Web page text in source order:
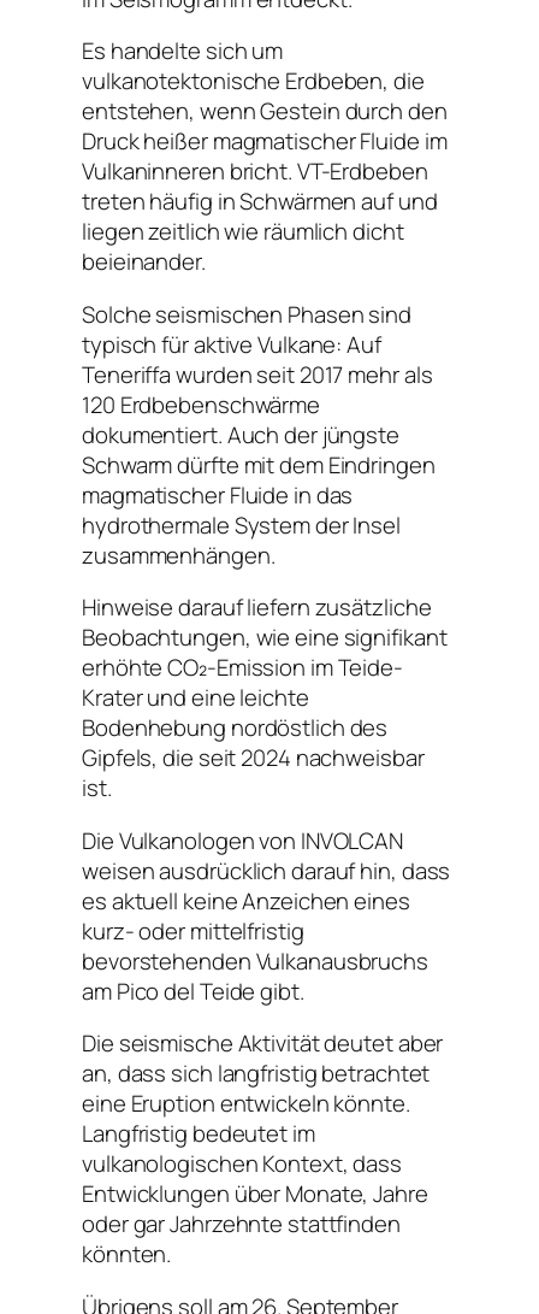
Es handelte sich um
vulkanotektonische Erdbeben, die
entstehen, wenn Gestein durch den
Druck heißer magmatischer Fluide im
Vulkaninneren bricht. VT-Erdbeben
treten häufig in Schwärmen auf und
liegen zeitlich wie räumlich dicht
beieinander.
Solche seismischen Phasen sind
typisch für aktive Vulkane: Auf
Teneriffa wurden seit 2017 mehr als
120 Erdbebenschwärme
dokumentiert. Auch der jüngste
Schwarm dürfte mit dem Eindringen
magmatischer Fluide in das
hydrothermale System der Insel
zusammenhängen.
Hinweise darauf liefern zusätzliche
Beobachtungen, wie eine signifikant
erhöhte CO₂-Emission im Teide-
Krater und eine leichte
Bodenhebung nordöstlich des
Gipfels, die seit 2024 nachweisbar
ist.
Die Vulkanologen von INVOLCAN
weisen ausdrücklich darauf hin, dass
es aktuell keine Anzeichen eines
kurz- oder mittelfristig
bevorstehenden Vulkanausbruchs
am Pico del Teide gibt.
Die seismische Aktivität deutet aber
an, dass sich langfristig betrachtet
eine Eruption entwickeln könnte.
Langfristig bedeutet im
vulkanologischen Kontext, dass
Entwicklungen über Monate, Jahre
oder gar Jahrzehnte stattfinden
könnten.
Übrigens soll am 26. September